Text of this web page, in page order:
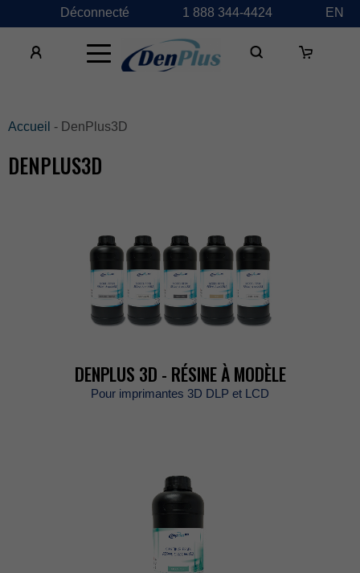
Déconnecté 1888344-4424 EN
×
Accueil -DenPlus3D
DENPLUS3D
DENPLUS3D-RÉSINEÀMODÈLE
Pourimprimantes3DDLPetLCD